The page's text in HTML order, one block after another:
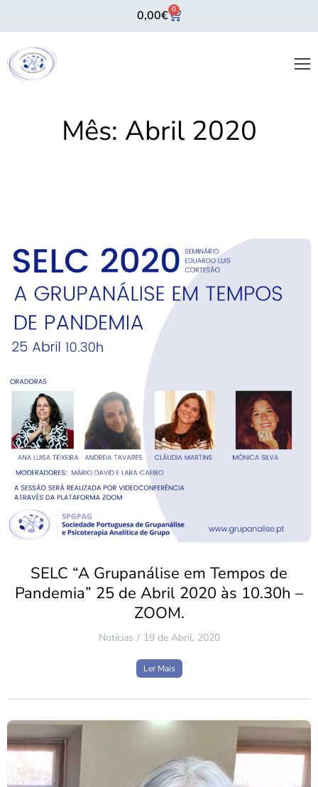
0,00€ 0
Mês: Abril 2020
SELC “A Grupanálise em Tempos de
Pandemia” 25 de Abril 2020 às 10.30h –
ZOOM.
Notícias 19 de Abril, 2020
Ler Mais